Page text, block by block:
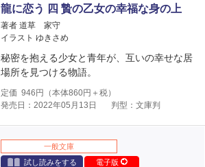
龍に恋う 四 贄の乙女の幸福な身の上
著者 道草 家守
イラスト ゆきさめ
秘密を抱える少女と青年が、互いの幸せな居
場所を見つける物語。
定価 946 円（本体860円＋税）
発売日：2022年05月13日
判型：文庫判
一般文庫
試し読みをする
電子版